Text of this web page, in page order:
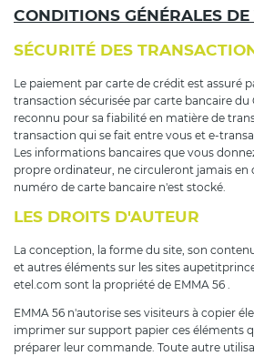
CONDITIONS GÉNÉRALES DE
SÉCURITÉ DES
Le paiement par carte de crédit est assuré
transaction sécurisée par carte bancaire du
reconnu pour sa fiabilité en matière de
transaction qui se fait entre vous et e-
Les informations bancaires que vous
propre ordinateur, ne circuleront jamais en
numéro de carte bancaire n'est stocké.
LES DROITS D'AUTEUR
La conception, la forme du site, son
et autres éléments sur les sites
etel.com sont la propriété de EMMA 56 .
EMMA 56 n'autorise ses visiteurs à copier
imprimer sur support papier ces éléments
préparer leur commande. Toute autre